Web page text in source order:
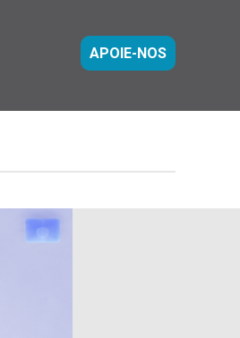
APOIE-NOS